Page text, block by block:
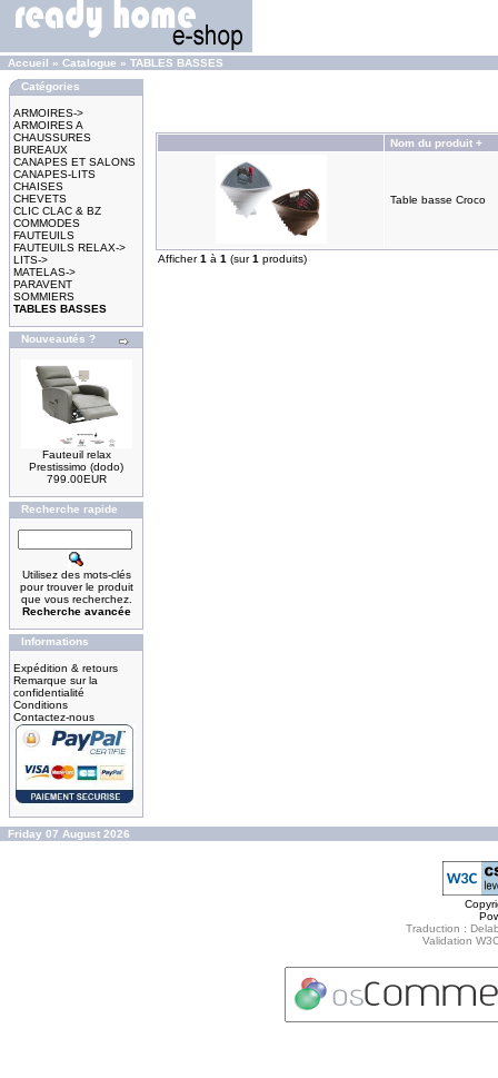
Accueil » Catalogue » TABLES BASSES
Catégories
ARMOIRES->
ARMOIRES A
CHAUSSURES
BUREAUX
CANAPES ET SALONS
CANAPES-LITS
CHAISES
CHEVETS
CLIC CLAC & BZ
COMMODES
FAUTEUILS
FAUTEUILS RELAX->
LITS->
MATELAS->
PARAVENT
SOMMIERS
TABLES BASSES
Nouveautés ?
Fauteuil relax
Prestissimo (dodo)
799.00EUR
Recherche rapide
Utilisez des mots-clés
pour trouver le produit
que vous recherchez.
Recherche avancée
Informations
Expédition & retours
Remarque sur la
confidentialité
Conditions
Contactez-nous
Nom du produit +
Table basse Croco
Afficher1 à 1 (sur1 produits)
Friday 07 August 2026
Traduction :
Validation